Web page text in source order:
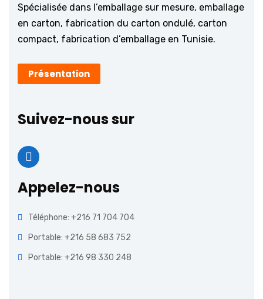
Spécialisée dans l’emballage sur mesure, emballage
en carton, fabrication du carton ondulé, carton
compact, fabrication d’emballage en Tunisie.
Présentation
Suivez-nous sur
Appelez-nous
Téléphone: +216 71 704 704
Portable: +216 58 683 752
Portable: +216 98 330 248